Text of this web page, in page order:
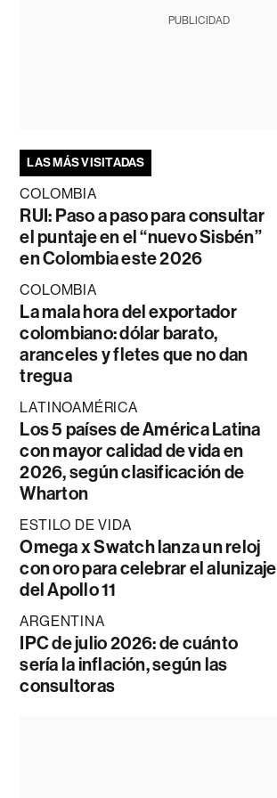
PUBLICIDAD
LAS MÁS VISITADAS
COLOMBIA
RUI: Paso a paso para consultar
el puntaje en el “nuevo Sisbén”
en Colombia este 2026
COLOMBIA
La mala hora del exportador
colombiano: dólar barato,
aranceles y fletes que no dan
tregua
LATINOAMÉRICA
Los 5 países de América Latina
con mayor calidad de vida en
2026, según clasificación de
Wharton
ESTILO DE VIDA
Omega x Swatch lanza un reloj
con oro para celebrar el alunizaje
del Apollo 11
ARGENTINA
IPC de julio 2026: de cuánto
sería la inflación, según las
consultoras